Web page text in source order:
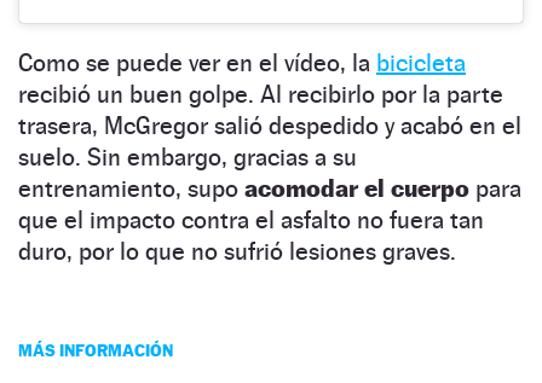
Como se puede ver en el vídeo, la bicicleta
recibió un buen golpe. Al recibirlo por la parte
trasera, McGregor salió despedido y acabó en el
suelo. Sin embargo, gracias a su
entrenamiento, supo acomodar el cuerpo para
que el impacto contra el asfalto no fuera tan
duro, por lo que no sufrió lesiones graves.
MÁS INFORMACIÓN